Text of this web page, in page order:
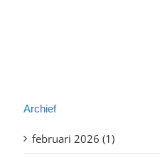
Archief
februari 2026 (1)